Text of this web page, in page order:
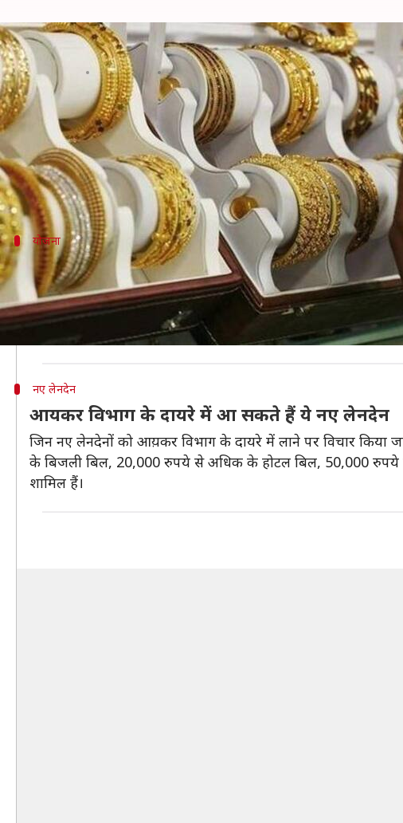
आयकर की रडार में आएंगे एक लाख रुपये से
लेखन मुकुल तोमर Aug 14, 2020 11:08 am
क्या है खबर?
एक लाख रुपये से ऊपर की सोने की खरीद और 20,000 रूपये से
जरिए सरकार ने इस बात का संकेत दिया है।
योजना
वित्तीय संगठनों को करना होगा तय सीमा से अधिक
'द प्रिंट' की रिपोर्ट के अनुसार, आयकर विभाग अपने लेनदेन रिपोर्टिंग
और कंपनियों को तय सीमा से अधिक के लेनदेन के बारे में विभाग को
इसके बाद विभाग इन लेनदेन का विश्लेषण करके ऐसे लोगों की पहचान
नए लेनदेन
आयकर विभाग के दायरे में आ सकते हैं ये नए लेनदेन
जिन नए लेनदेनों को आय़कर विभाग के दायरे में लाने पर विचार
के बिजली बिल, 20,000 रुपये से अधिक के होटल बिल, 50,000 रुपये
शामिल हैं।